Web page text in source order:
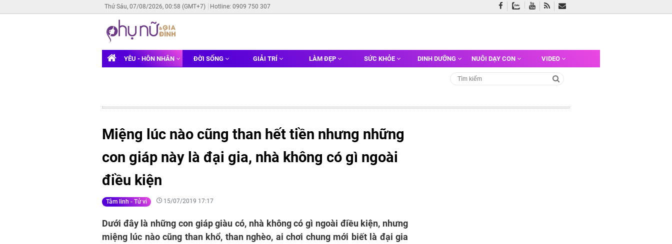
Thứ Sáu, 07/08/2026, 00:58 (GMT+7) Hotline: 0909 750 307
YÊU - HÔN NHÂN ĐỜI SỐNG GIẢI TRÍ LÀM ĐẸP SỨC KHỎE DINH DƯỠNG NUÔI DẠY CON VIDEO
Miệng lúc nào cũng than hết tiền nhưng những
con giáp này là đại gia, nhà không có gì ngoài
điều kiện
Tâm linh - Tử vi 15/07/2019 17:17
Dưới đây là những con giáp giàu có, nhà không có gì ngoài điều kiện, nhưng
miệng lúc nào cũng than khổ, than nghèo, ai chơi chung mới biết là đại gia